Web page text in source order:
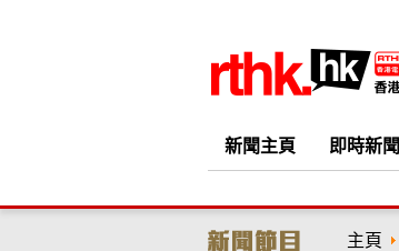
新聞主頁 即時新聞
主頁